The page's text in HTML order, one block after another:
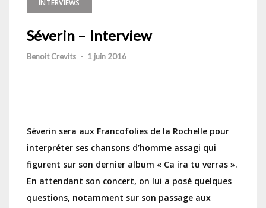
INTERVIEWS
Séverin – Interview
Benoit Crevits - 1 juin 2016
Séverin sera aux Francofolies de la Rochelle pour
interpréter ses chansons d’homme assagi qui
figurent sur son dernier album « Ca ira tu verras ».
En attendant son concert, on lui a posé quelques
questions, notamment sur son passage aux